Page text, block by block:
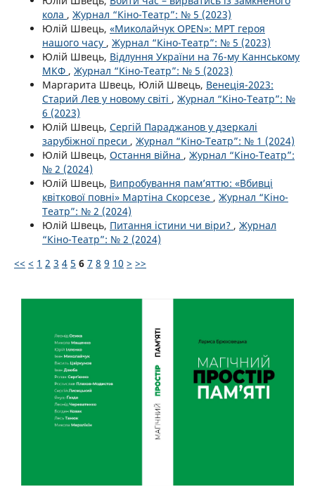
кола , Журнал “Кіно-Театр”: № 5 (2023)
Юлій Швець, «Миколайчук OPEN»: МРТ героя
нашого часу , Журнал “Кіно-Театр”: № 5 (2023)
Юлій Швець, Відлуння України на 76-му Каннському
МКФ , Журнал “Кіно-Театр”: № 5 (2023)
Маргарита Швець, Юлій Швець, Венеція-2023:
Старий Лев у новому світі , Журнал “Кіно-Театр”: №
6 (2023)
Юлій Швець, Сергій Параджанов у дзеркалі
зарубіжної преси , Журнал “Кіно-Театр”: № 1 (2024)
Юлій Швець, Остання війна , Журнал “Кіно-Театр”:
№ 2 (2024)
Юлій Швець, Випробування пам’яттю: «Вбивці
квіткової повні» Мартіна Скорсезе , Журнал “Кіно-
Театр”: № 2 (2024)
Юлій Швець, Питання істини чи віри? , Журнал
“Кіно-Театр”: № 2 (2024)
<< < 1 2 3 4 5 6 7 8 9 10 > >>